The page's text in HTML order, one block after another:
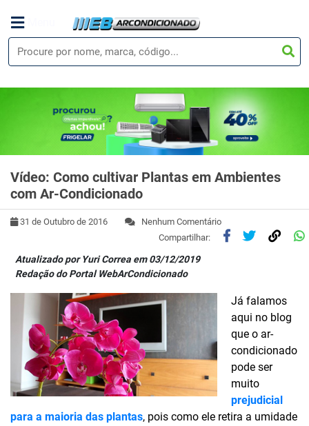
Vídeo: Como cultivar Plantas em Ambientes
com Ar-Condicionado
31 de Outubro de 2016
Nenhum Comentário
Compartilhar:
Atualizado por Yuri Correa em 03/12/2019
Redação do Portal WebArCondicionado
Já falamos
aqui no blog
que o ar-
condicionado
pode ser
muito
prejudicial
para a maioria das plantas, pois como ele retira a umidade